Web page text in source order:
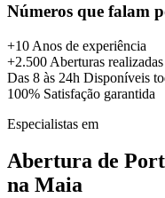
Números que falam
+10 Anos de experiência
+2.500 Aberturas realizadas
Das 8 às 24h Disponíveis
100% Satisfação garantida
Especialistas em
Abertura de
na Maia